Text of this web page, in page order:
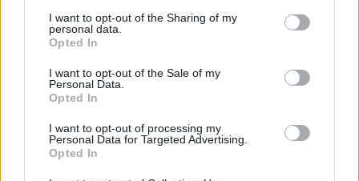
I want to opt-out of the Sharing of my
personal data.
Opted In
I want to opt-out of the Sale of my
Personal Data.
Opted In
I want to opt-out of processing my
Personal Data for Targeted Advertising.
Opted In